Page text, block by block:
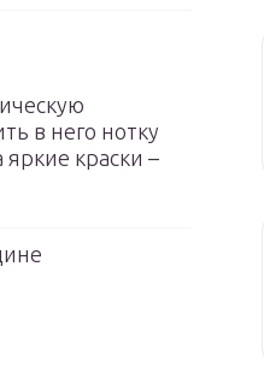
в него нотку
краски –